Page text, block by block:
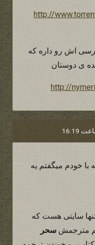
http://
اش رو داره که
ی دوستان
http://
با خودم میگفتم یه
سایتی هست که
مترجمش سحر